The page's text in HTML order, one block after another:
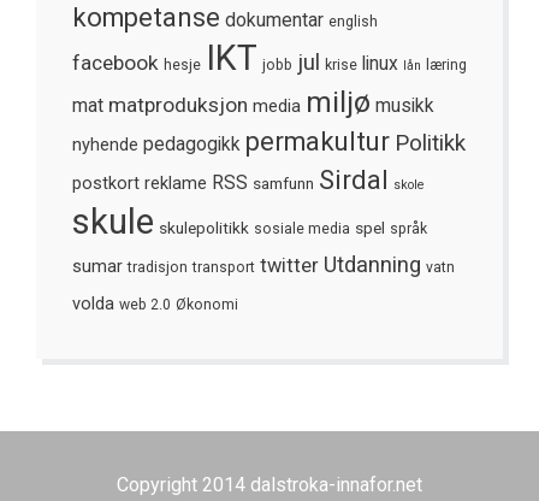
kompetanse dokumentar english
facebook hesje IKT jobb jul krise linux lån læring
mat matproduksjon media miljø musikk
nyhende pedagogikk permakultur Politikk
postkort reklame RSS samfunn Sirdal skole
skule skulepolitikk sosiale media spel språk
sumar tradisjon transport twitter Utdanning vatn
volda web 2.0 Økonomi
Copyright 2014 dalstroka-innafor.net